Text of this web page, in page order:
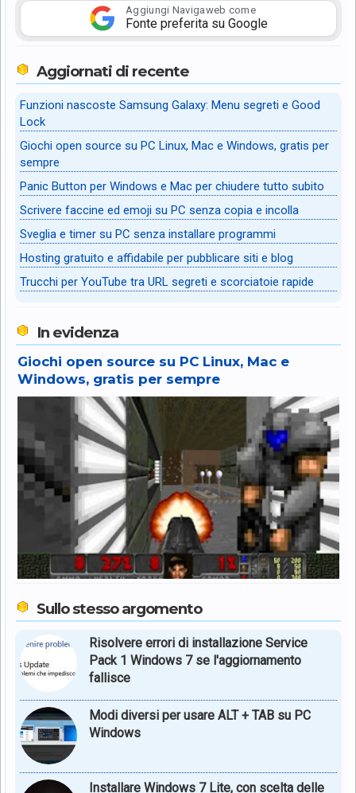
Aggiungi Navigaweb come
Fonte preferita su Google
Aggiornati di recente
Funzioni nascoste Samsung Galaxy: Menu segreti e Good
Lock
Giochi open source su PC Linux, Mac e Windows, gratis per
sempre
Panic Button per Windows e Mac per chiudere tutto subito
Scrivere faccine ed emoji su PC senza copia e incolla
Sveglia e timer su PC senza installare programmi
Hosting gratuito e affidabile per pubblicare siti e blog
Trucchi per YouTube tra URL segreti e scorciatoie rapide
In evidenza
Giochi open source su PC Linux, Mac e
Windows, gratis per sempre
Sullo stesso argomento
Risolvere errori di installazione Service
Pack 1 Windows 7 se l'aggiornamento
fallisce
Modi diversi per usare ALT + TAB su PC
Windows
Installare Windows 7 Lite, con scelta delle